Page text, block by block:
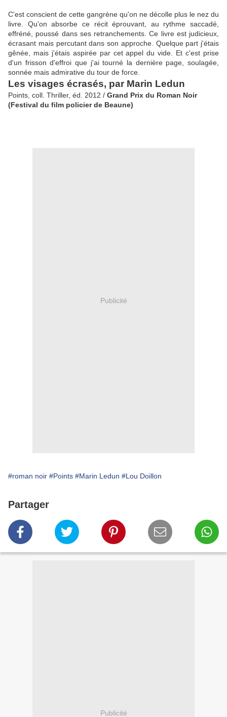
C'est conscient de cette gangrène qu'on ne décolle plus le nez du
livre. Qu'on absorbe ce récit éprouvant, au rythme saccadé,
effréné, poussé dans ses retranchements. Ce livre est judicieux,
écrasant mais percutant dans son approche. Quelque part j'étais
gênée, mais j'étais aspirée par cet appel du vide. Et c'est prise
d'un frisson d'effroi que j'ai tourné la dernière page, soulagée,
sonnée mais admirative du tour de force.
Les visages écrasés, par Marin Ledun
Points, coll. Thriller, éd. 2012 / Grand Prix du Roman Noir
(Festival du film policier de Beaune)
Publicité
#roman noir #Points #Marin Ledun #Lou Doillon
Partager
Publicité